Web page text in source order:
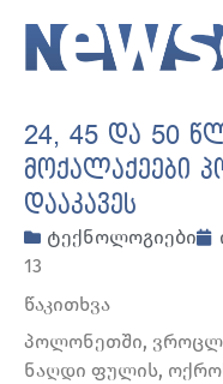
24, 45 და 50
მოქალაქეები
დააკავეს
ტექნოლოგიები
13
წაკითხვა
პოლონეთში,
ნაღდი ფულის,